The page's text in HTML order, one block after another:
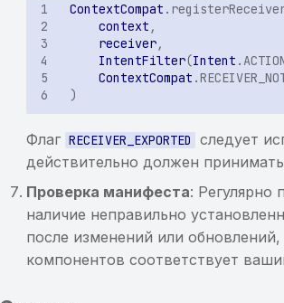
ContextCompat .
context ,
receiver,
IntentFilter(Intent .
ContextCompat .
)
Флаг RECEIVER_EXPORTED
следует
действительно должен
Проверка манифеста: Регулярно
наличие неправильно
после изменений или
компонентов соответствует